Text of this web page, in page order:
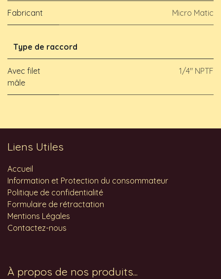
Fabricant Micro Matic
Type de raccord
Avec filet
mâle
1/4" NPTF
Liens Utiles
Accueil
Information et Protection du consommateur
Politique de confidentialité
Formulaire de rétractation
Mentions Légales
Contactez-nous
À propos de nos produits...